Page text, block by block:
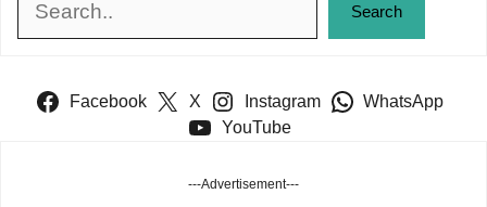
Search
Facebook X Instagram
WhatsApp
YouTube
---Advertisement---